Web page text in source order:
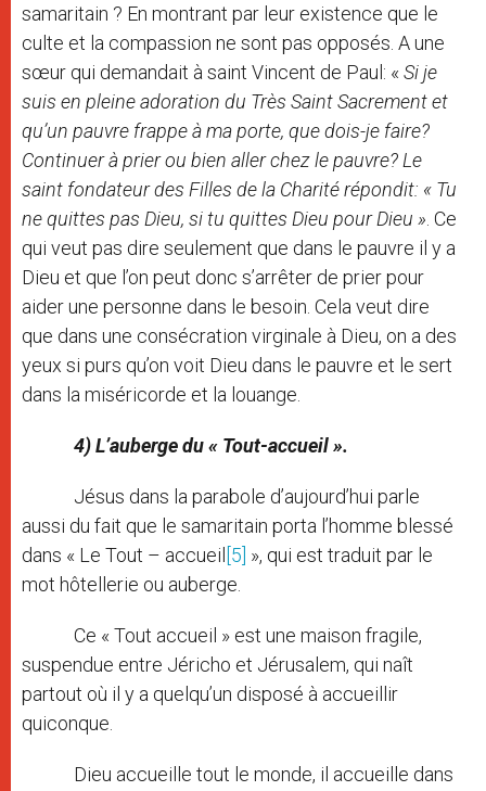
samaritain ? En montrant par leur existence que le
culte et la compassion ne sont pas opposés. A une
sœur qui demandait à saint Vincent de Paul: « Si je
suis en pleine adoration du Très Saint Sacrement et
qu’un pauvre frappe à ma porte, que dois-je faire?
Continuer à prier ou bien aller chez le pauvre? Le
saint fondateur des Filles de la Charité répondit: « Tu
ne quittes pas Dieu, si tu quittes Dieu pour Dieu » . Ce
qui veut pas dire seulement que dans le pauvre il y a
Dieu et que l’on peut donc s’arrêter de prier pour
aider une personne dans le besoin. Cela veut dire
que dans une consécration virginale à Dieu, on a des
yeux si purs qu’on voit Dieu dans le pauvre et le sert
dans la miséricorde et la louange.
4) L’auberge du « Tout-accueil ».
Jésus dans la parabole d’aujourd’hui parle
aussi du fait que le samaritain porta l’homme blessé
dans « Le Tout – accueil [5] », qui est traduit par le
mot hôtellerie ou auberge.
Ce « Tout accueil » est une maison fragile,
suspendue entre Jéricho et Jérusalem, qui naît
partout où il y a quelqu’un disposé à accueillir
quiconque.
Dieu accueille tout le monde, il accueille dans